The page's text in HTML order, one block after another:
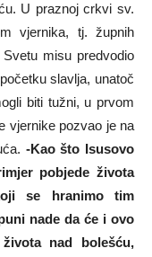
U praznoj crkvi sv.
vjernika, tj. župnih
misu predvodio
slavlja, unatoč
biti tužni, u prvom
vjernike pozvao je na
-Kao što Isusovo
pobjede života
se hranimo tim
nade da će i ovo
nad bolešću,